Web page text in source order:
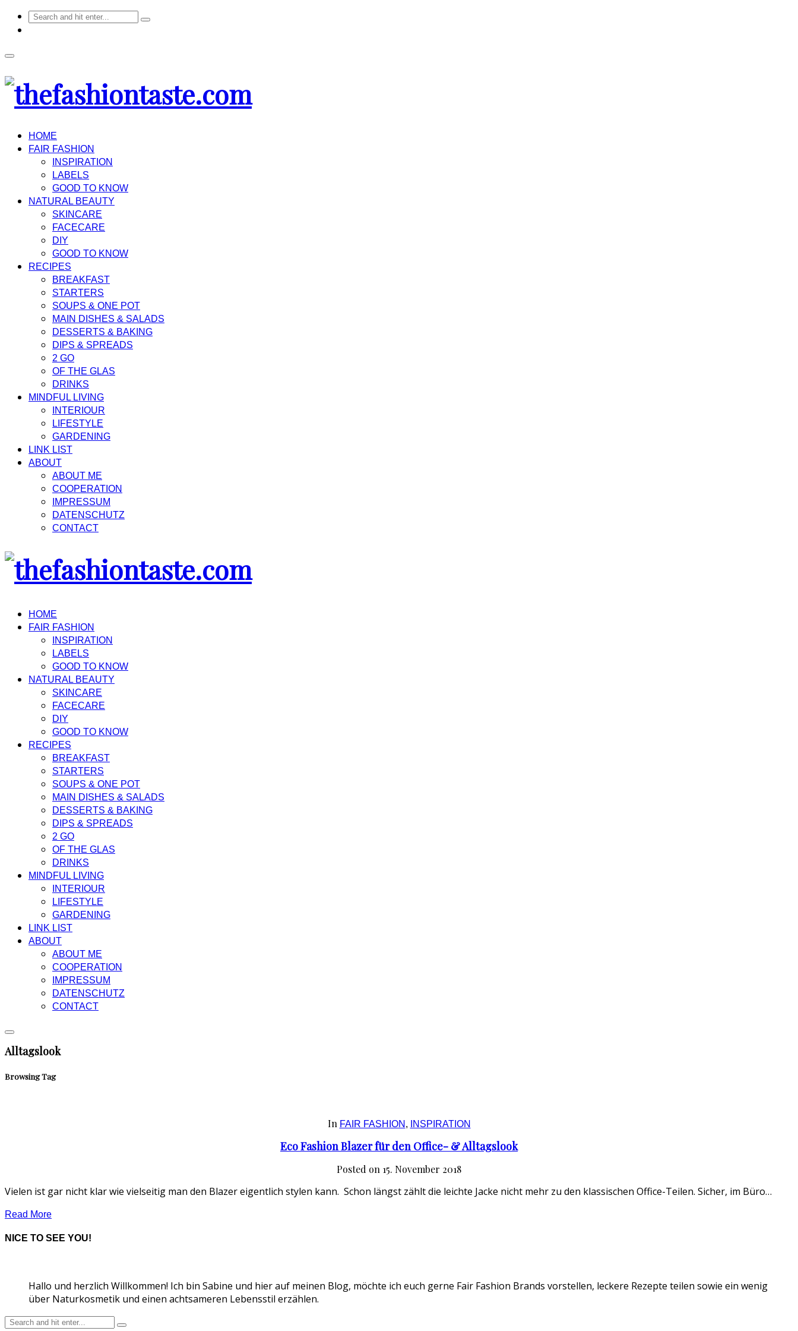
HOME
FAIR FASHION
INSPIRATION
LABELS
GOOD TO KNOW
NATURAL BEAUTY
SKINCARE
FACECARE
DIY
GOOD TO KNOW
RECIPES
BREAKFAST
STARTERS
SOUPS & ONE POT
MAIN DISHES & SALADS
DESSERTS & BAKING
DIPS & SPREADS
2 GO
OF THE GLAS
DRINKS
MINDFUL LIVING
INTERIOUR
LIFESTYLE
GARDENING
LINK LIST
ABOUT
ABOUT ME
COOPERATION
IMPRESSUM
DATENSCHUTZ
CONTACT
HOME
FAIR FASHION
INSPIRATION
LABELS
GOOD TO KNOW
NATURAL BEAUTY
SKINCARE
FACECARE
DIY
GOOD TO KNOW
RECIPES
BREAKFAST
STARTERS
SOUPS & ONE POT
MAIN DISHES & SALADS
DESSERTS & BAKING
DIPS & SPREADS
2 GO
OF THE GLAS
DRINKS
MINDFUL LIVING
INTERIOUR
LIFESTYLE
GARDENING
LINK LIST
ABOUT
ABOUT ME
COOPERATION
IMPRESSUM
DATENSCHUTZ
CONTACT
Alltagslook
Browsing Tag
In FAIR FASHION , INSPIRATION
Eco Fashion Blazer für den Office- & Alltagslook
Posted on 15. November 2018
Vielen ist gar nicht klar wie vielseitig man den Blazer eigentlich stylen kann. Schon längst zählt die leichte Jacke nicht mehr zu den klassischen Office-Teilen. Sicher, im Büro…
Read More
NICE TO SEE YOU!
Hallo und herzlich Willkommen! Ich bin Sabine und hier auf meinen Blog, möchte ich euch gerne Fair Fashion Brands vorstellen, leckere Rezepte teilen sowie ein wenig
über Naturkosmetik und einen achtsameren Lebensstil erzählen.